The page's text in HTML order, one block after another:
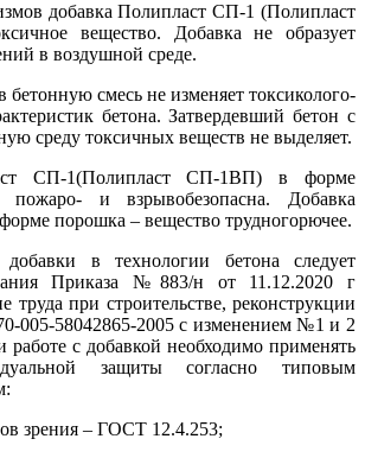
добавка Полипласт СП-1 (Полипласт
вещество. Добавка не образует
в воздушной среде.
бетонную смесь не изменяет токсиколого-
бетона. Затвердевший бетон с
среду токсичных веществ не выделяет.
СП-1(Полипласт СП-1ВП) в форме
пожаро- и взрывобезопасна. Добавка
порошка – вещество трудногорючее.
в технологии бетона следует
Приказа №883/н от 11.12.2020 г
труда при строительстве, реконструкции
005-58042865-2005 с изменением №1 и 2
с добавкой необходимо применять
защиты согласно типовым
зрения – ГОСТ 12.4.253;